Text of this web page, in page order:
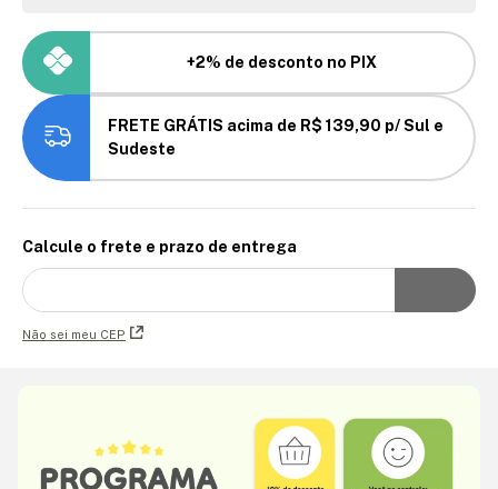
+2% de desconto no PIX
FRETE GRÁTIS acima de R$ 139,90 p/ Sul e
Sudeste
Calcule o frete e prazo de entrega
Não sei meu CEP